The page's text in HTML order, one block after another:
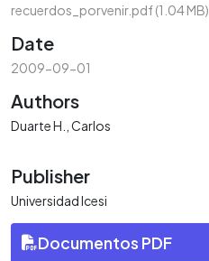
recuerdos_porvenir.pdf(1.04 MB)
Date
2009-09-01
Authors
Duarte H., Carlos
Publisher
Universidad Icesi
Documentos PDF